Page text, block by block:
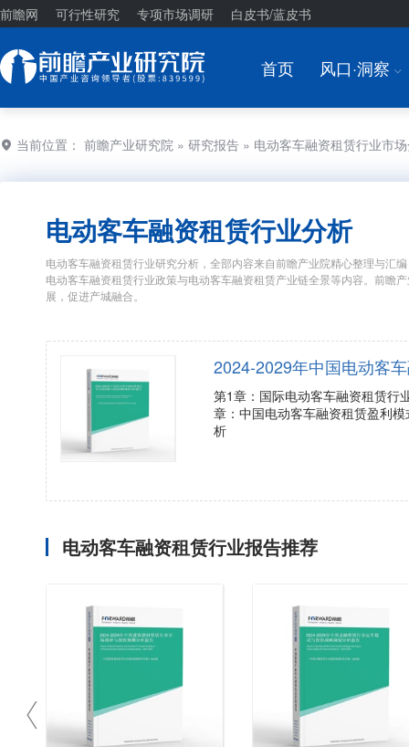
前瞻网 可行性研究 专项市场调研 白皮书/蓝皮书
首页 风口·洞察 I
当前位置： 前瞻产业研究院 » 研究报告 » 电动客车融资租赁行业市
电动客车融资租赁行业分析
电动客车融资租赁行业研究分析，全部内容来自前瞻产业院精心整理与汇
电动客车融资租赁行业政策与电动客车融资租赁产业链全景等内容。前瞻
展，促进产城融合。
2024-2029年中国电动客
第1章：国际电动客车融资租赁行
章：中国电动客车融资租赁盈利
析
电动客车融资租赁行业报告推荐